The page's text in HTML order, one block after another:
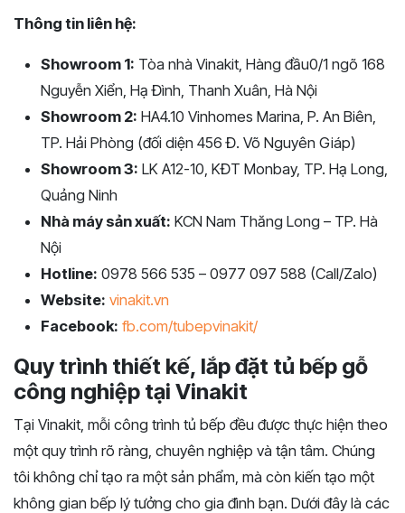
Thông tin liên hệ:
Showroom 1: Tòa nhà Vinakit, Hàng đầu0/1 ngõ 168
Nguyễn Xiển, Hạ Đình, Thanh Xuân, Hà Nội
Showroom 2: HA4.10 Vinhomes Marina, P. An Biên,
TP. Hải Phòng (đối diện 456 Đ. Võ Nguyên Giáp)
Showroom 3: LK A12-10, KĐT Monbay, TP. Hạ Long,
Quảng Ninh
Nhà máy sản xuất: KCN Nam Thăng Long – TP. Hà
Nội
Hotline: 0978 566 535 – 0977 097 588 (Call/Zalo)
Website: vinakit.vn
Facebook: fb.com/tubepvinakit/
Quy trình thiết kế, lắp đặt tủ bếp gỗ
công nghiệp tại Vinakit
Tại Vinakit, mỗi công trình tủ bếp đều được thực hiện theo
một quy trình rõ ràng, chuyên nghiệp và tận tâm. Chúng
tôi không chỉ tạo ra một sản phẩm, mà còn kiến tạo một
không gian bếp lý tưởng cho gia đình bạn. Dưới đây là các